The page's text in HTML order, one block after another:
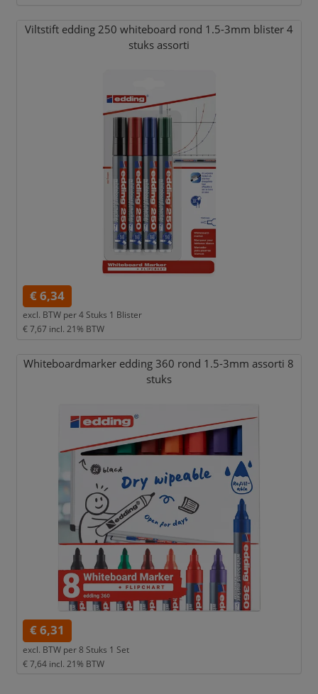
Viltstift edding 250 whiteboard rond 1.5-3mm blister 4
stuks assorti
€ 6,34
excl. BTW per4 Stuks 1 Blister
€ 7,67 incl. 21% BTW
Whiteboardmarker edding 360 rond 1.5-3mm assorti 8
stuks
€ 6,31
excl. BTW per8 Stuks 1 Set
€ 7,64 incl. 21% BTW